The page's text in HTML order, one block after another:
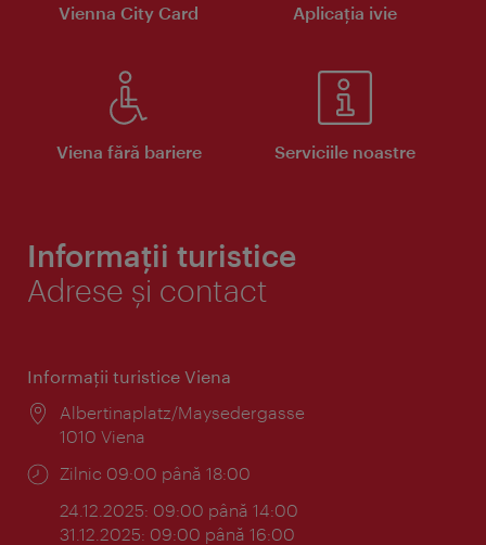
Vienna City Card Aplicaţia ivie
Viena fără bariere Serviciile noastre
Informații turistice
Adrese și contact
Informaţii turistice Viena
Locul:
Albertinaplatz/Maysedergasse
1010 Viena
Program:
Zilnic 09:00 până 18:00
24.12.2025: 09:00 până 14:00
31.12.2025: 09:00 până 16:00